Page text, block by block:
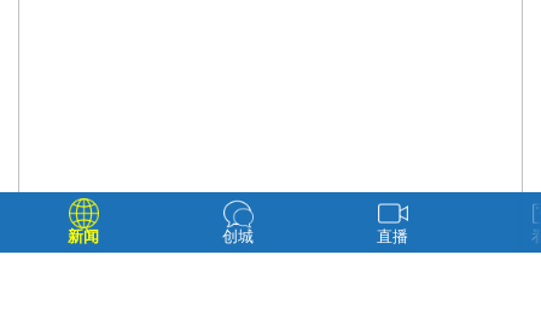
新闻 创城 直播